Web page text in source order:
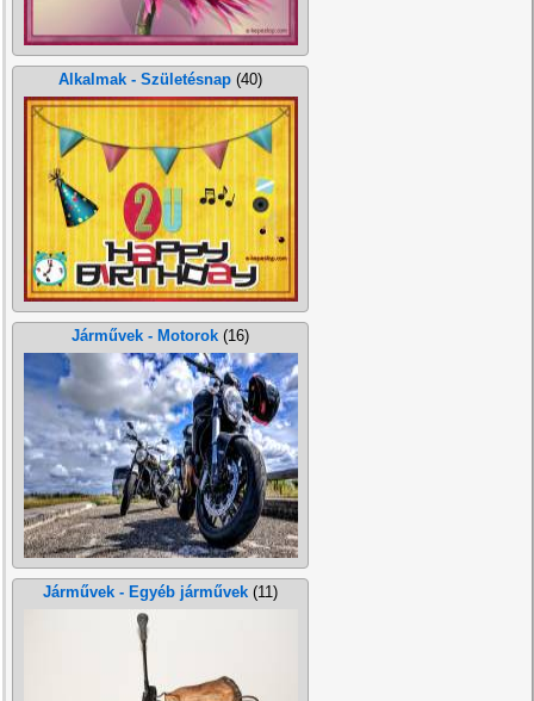
Alkalmak - Születésnap (40)
Járművek - Motorok (16)
Járművek - Egyéb járművek (11)